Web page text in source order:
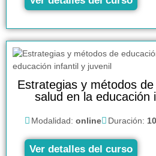
Estrategias y métodos
salud en la educación
Modalidad: online Duración:
Ver detalles del curso